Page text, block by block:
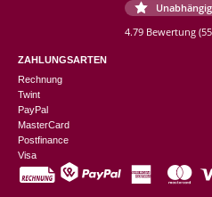
4.79 Bewertung
ZAHLUNGSARTEN
Rechnung
Twint
PayPal
MasterCard
Postfinance
Visa